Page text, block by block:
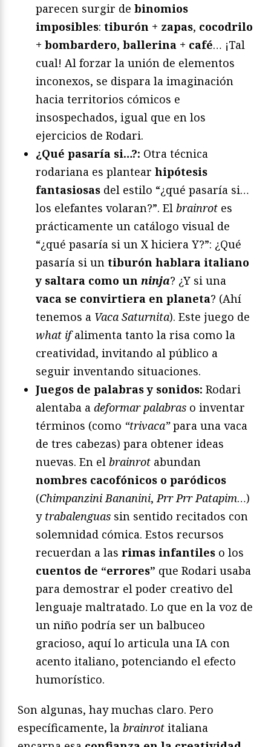
parecen surgir de binomios
imposibles: tiburón + zapas, cocodrilo
+ bombardero, ballerina + café… ¡Tal
cual! Al forzar la unión de elementos
inconexos, se dispara la imaginación
hacia territorios cómicos e
insospechados, igual que en los
ejercicios de Rodari.
¿Qué pasaría si…?: Otra técnica
rodariana es plantear hipótesis
fantasiosas del estilo “¿qué pasaría si…
los elefantes volaran?”. El brainrot es
prácticamente un catálogo visual de
“¿qué pasaría si un X hiciera Y?”: ¿Qué
pasaría si un tiburón hablara italiano
y saltara como un ninja? ¿Y si una
vaca se convirtiera en planeta? (Ahí
tenemos a Vaca Saturnita). Este juego de
what ifalimenta tanto la risa como la
creatividad, invitando al público a
seguir inventando situaciones.
Juegos de palabras y sonidos: Rodari
alentaba a deformar palabras o inventar
términos (como “trivaca”para una vaca
de tres cabezas) para obtener ideas
nuevas. En el brainrot abundan
nombres cacofónicos o paródicos
(Chimpanzini Bananini, Prr Prr Patapim…)
y trabalenguas sin sentido recitados con
solemnidad cómica. Estos recursos
recuerdan a las rimas infantiles o los
cuentos de “errores” que Rodari usaba
para demostrar el poder creativo del
lenguaje maltratado. Lo que en la voz de
un niño podría ser un balbuceo
gracioso, aquí lo articula una IA con
acento italiano, potenciando el efecto
humorístico.
Son algunas, hay muchas claro. Pero
específicamente, la brainrot italiana